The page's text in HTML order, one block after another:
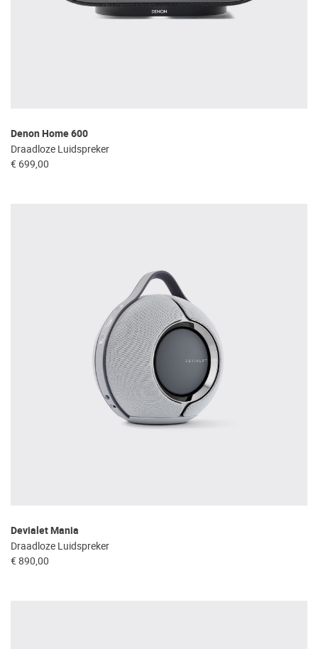
Denon Home 600
Draadloze Luidspreker
€ 699,00
Devialet Mania
Draadloze Luidspreker
€ 890,00